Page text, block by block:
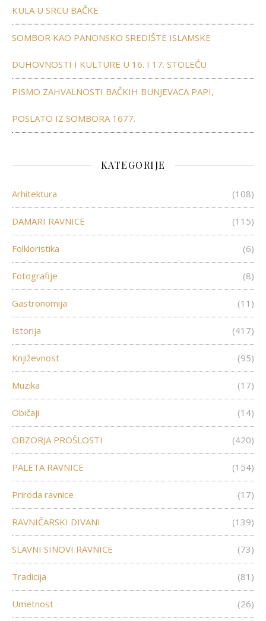
KULA U SRCU BAČKE
SOMBOR KAO PANONSKO SREDIŠTE ISLAMSKE
DUHOVNOSTI I KULTURE U 16. I 17. STOLEĆU
PISMO ZAHVALNOSTI BAČKIH BUNJEVACA PAPI,
POSLATO IZ SOMBORA 1677.
KATEGORIJE
Arhitektura (108)
DAMARI RAVNICE (115)
Folkloristika (6)
Fotografije (8)
Gastronomija (11)
Istorija (417)
Književnost (95)
Muzika (17)
Običaji (14)
OBZORJA PROŠLOSTI (420)
PALETA RAVNICE (154)
Priroda ravnice (17)
RAVNIČARSKI DIVANI (139)
SLAVNI SINOVI RAVNICE (73)
Tradicija (81)
Umetnost (26)